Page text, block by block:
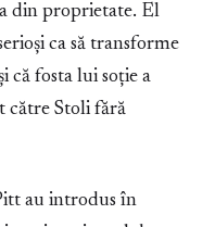
din proprietate. El
ca să transforme
că fosta lui soție a
către Stoli fără
au introdus în